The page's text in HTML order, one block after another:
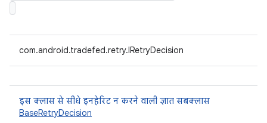
com.android.tradefed.retry.IRetryDecision
इस क्लास से सीधे इनहेरिट न करने वाली ज्ञात सबक्लास
BaseRetryDecision